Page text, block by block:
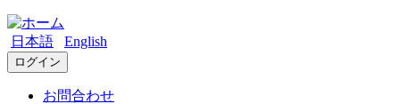
日本語 English
ログイン
お問合わせ